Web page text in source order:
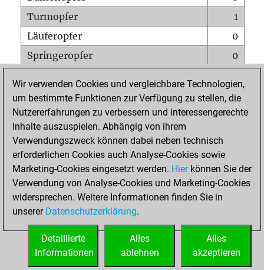
Turmopfer
1
Läuferopfer
0
Springeropfer
0
Matt auf vollem Brett
0
Bauer setzt Matt
0
Erstickte Matts
Unterverwandlungen
Türme auf der siebten
0
STARTSEITE
Wir verwenden Cookies und vergleichbare Technologien,
um bestimmte Funktionen zur Verfügung zu stellen, die
Nutzererfahrungen zu verbessern und interessengerechte
Inhalte auszuspielen. Abhängig von ihrem
Verwendungszweck können dabei neben technisch
erforderlichen Cookies auch Analyse-Cookies sowie
Marketing-Cookies eingesetzt werden. Hierkönnen Sie der
Verwendung von Analyse-Cookies und Marketing-Cookies
widersprechen. Weitere Informationen finden Sie in
unserer Datenschutzerklärung.
Alles
akzeptieren
Alles
ablehnen
Detaillierte
Informationen